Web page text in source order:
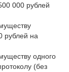
000 рублей
рублей на
одного
(без